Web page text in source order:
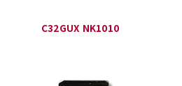
C32GUX NK1010